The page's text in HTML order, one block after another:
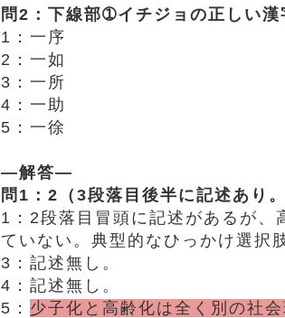
問2 ：下線部➀イチジョの正しい漢
1 ：一序
2 ：一如
3 ：一所
4 ：一助
5 ：一徐
―解答―
問 1 ：2 （3段落目後半に記述あり。
1 ： 2段落目冒頭に記述があるが、
ていない。典型的なひっかけ選択
3 ：記述無し。
4 ：記述無し。
5 ： 少子化と高齢化は全く別の社会